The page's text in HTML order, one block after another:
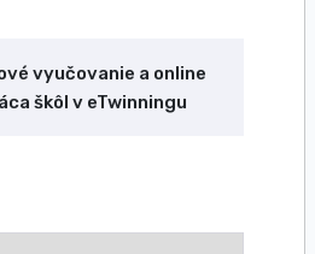
vyučovanie a online
škôl v eTwinningu